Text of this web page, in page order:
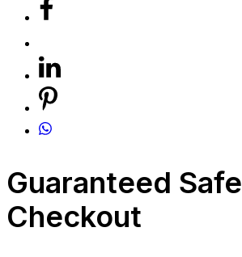
Guaranteed Safe
Checkout